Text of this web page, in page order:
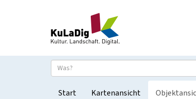
Start Kartenansicht